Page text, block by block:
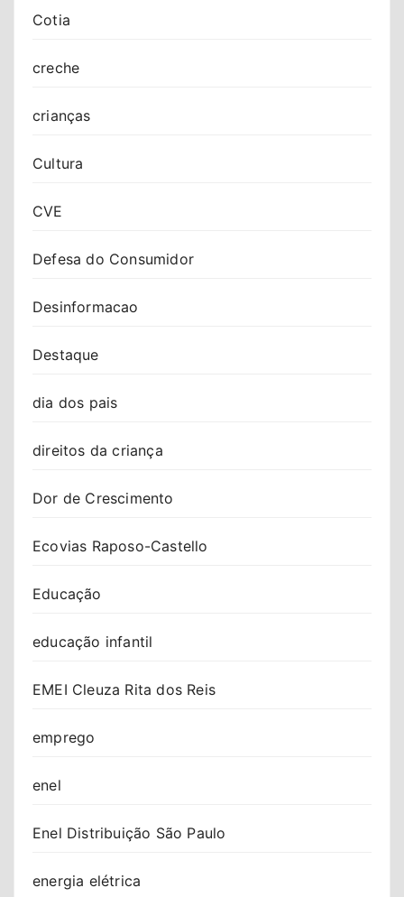
Cotia
creche
crianças
Cultura
CVE
Defesa do Consumidor
Desinformacao
Destaque
dia dos pais
direitos da criança
Dor de Crescimento
Ecovias Raposo-Castello
Educação
educação infantil
EMEI Cleuza Rita dos Reis
emprego
enel
Enel Distribuição São Paulo
energia elétrica